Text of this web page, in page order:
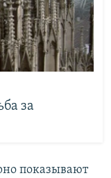
за
показывают